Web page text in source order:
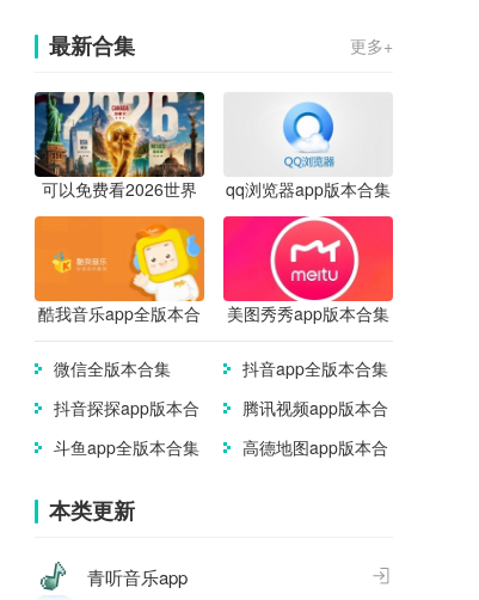
最新合集 更多+
可以免费看2026世界
杯直播的app合集
qq浏览器app版本合集
酷我音乐app全版本合
集
美图秀秀app版本合集
微信全版本合集
抖音app全版本合集
抖音探探app版本合
腾讯视频app版本合
斗鱼app全版本合集
高德地图app版本合
本类更新
青听音乐app